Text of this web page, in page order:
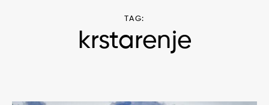
TAG:
krstarenje